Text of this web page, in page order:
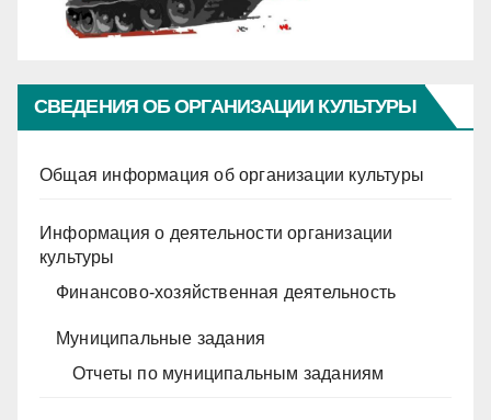
СВЕДЕНИЯ ОБ ОРГАНИЗАЦИИ КУЛЬТУРЫ
Общая информация об организации культуры
Информация о деятельности организации
культуры
Финансово-хозяйственная деятельность
Муниципальные задания
Отчеты по муниципальным заданиям